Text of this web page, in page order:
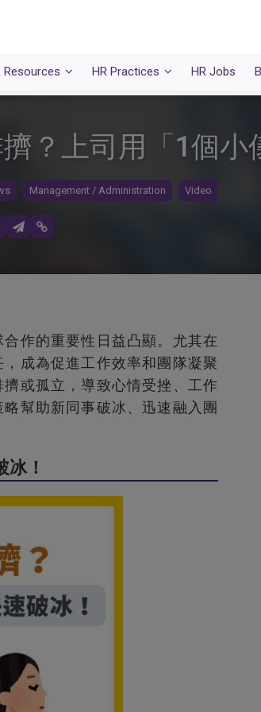
Resources HR Practices HR Jobs
？上司用「1個小
Management / Administration Video
作的重要性日益凸顯。尤其在
成為促進工作效率和團隊凝聚
或孤立，導致心情受挫、工作
幫助新同事破冰、迅速融入團
！